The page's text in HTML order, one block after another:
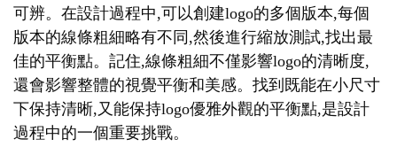
可辨。在設計過程中,可以創建logo的多個版本,每個
版本的線條粗細略有不同,然後進行縮放測試,找出最
佳的平衡點。記住,線條粗細不僅影響logo的清晰度,
還會影響整體的視覺平衡和美感。找到既能在小尺寸
下保持清晰,又能保持logo優雅外觀的平衡點,是設計
過程中的一個重要挑戰。